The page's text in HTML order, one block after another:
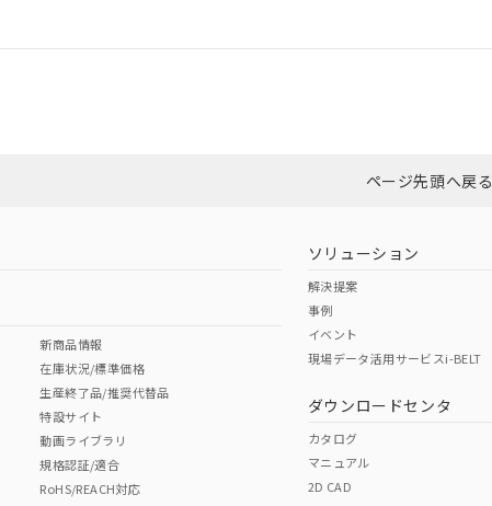
ダウンロードはこちら
Cr(VI)
ページ先頭へ戻る
新商品情報
在庫状況/標準価格
生産終了品/推奨代替品
特設サイト
動画ライブラリ
規格認証/適合
RoHS/REACH対応
ソリューション
解決提案
事例
イベント
現場データ活用サービスi-BELT
ダウンロードセンタ
カタログ
マニュアル
2D CAD